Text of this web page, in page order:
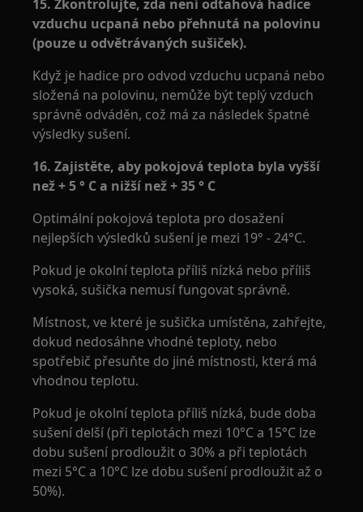
15. Zkontrolujte, zda není odtahová hadice
vzduchu ucpaná nebo přehnutá na polovinu
(pouze u odvětrávaných sušiček).
Když je hadice pro odvod vzduchu ucpaná nebo
složená na polovinu, nemůže být teplý vzduch
správně odváděn, což má za následek špatné
výsledky sušení.
16. Zajistěte, aby pokojová teplota byla vyšší
než + 5 ° C a nižší než + 35 ° C
Optimální pokojová teplota pro dosažení
nejlepších výsledků sušení je mezi 19° - 24°C.
Pokud je okolní teplota příliš nízká nebo příliš
vysoká, sušička nemusí fungovat správně.
Místnost, ve které je sušička umístěna, zahřejte,
dokud nedosáhne vhodné teploty, nebo
spotřebič přesuňte do jiné místnosti, která má
vhodnou teplotu.
Pokud je okolní teplota příliš nízká, bude doba
sušení delší (při teplotách mezi 10°C a 15°C lze
dobu sušení prodloužit o 30% a při teplotách
mezi 5°C a 10°C lze dobu sušení prodloužit až o
50%).